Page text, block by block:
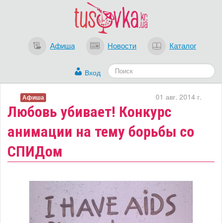
Афиша Новости Каталог
Вход
Любовь убивает! Конкурс
анимации на тему борьбы со
СПИДом
01 авг. 2014 г.
Афиша